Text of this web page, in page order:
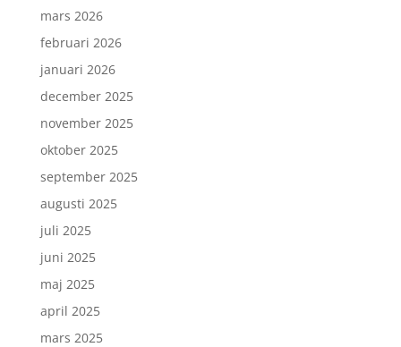
mars 2026
februari 2026
januari 2026
december 2025
november 2025
oktober 2025
september 2025
augusti 2025
juli 2025
juni 2025
maj 2025
april 2025
mars 2025